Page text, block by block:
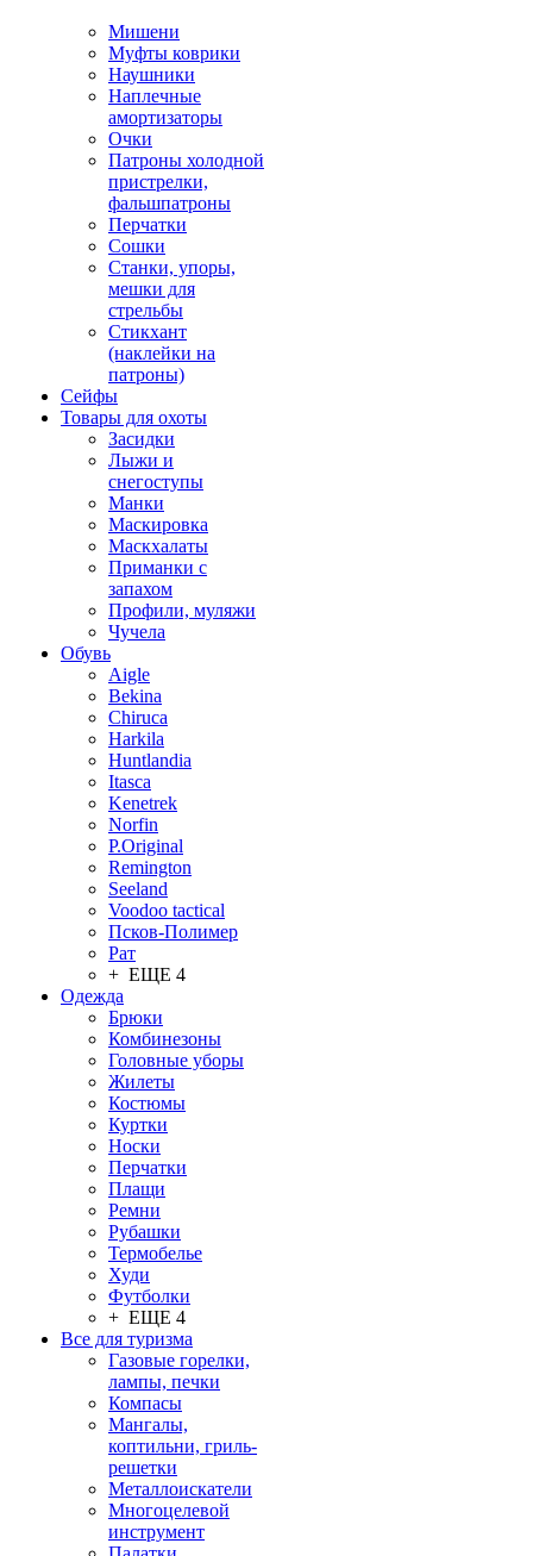
Мишени
Муфты коврики
Наушники
Наплечные
амортизаторы
Очки
Патроны холодной
пристрелки,
фальшпатроны
Перчатки
Сошки
Станки, упоры,
мешки для
стрельбы
Стикхант
(наклейки на
патроны)
Сейфы
Товары для охоты
Засидки
Лыжи и
снегоступы
Манки
Маскировка
Маскхалаты
Приманки с
запахом
Профили, муляжи
Чучела
Обувь
Aigle
Bekina
Chiruсa
Harkila
Huntlandia
Itasca
Kenetrek
Norfin
P.Original
Remington
Seeland
Voodoo tactical
Псков-Полимер
Рат
+ ЕЩЕ 4
Одежда
Брюки
Комбинезоны
Головные уборы
Жилеты
Костюмы
Куртки
Носки
Перчатки
Плащи
Ремни
Рубашки
Термобелье
Худи
Футболки
+ ЕЩЕ 4
Все для туризма
Газовые горелки,
лампы, печки
Компасы
Мангалы,
коптильни, гриль-
решетки
Металлоискатели
Многоцелевой
инструмент